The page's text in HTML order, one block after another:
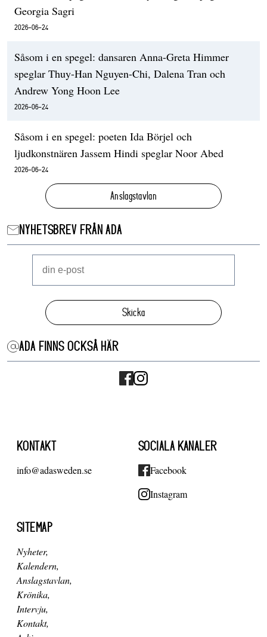
Georgia Sagri
2026-06-24
Såsom i en spegel: dansaren Anna-Greta Himmer
speglar Thuy-Han Nguyen-Chi, Dalena Tran och
Andrew Yong Hoon Lee
2026-06-24
Såsom i en spegel: poeten Ida Börjel och
ljudkonstnären Jassem Hindi speglar Noor Abed
2026-06-24
Anslagstavlan
NYHETSBREV FRÅN ADA
Skicka
ADA FINNS OCKSÅ HÄR
KONTAKT
info@adasweden.se
SOCIALA KANALER
Facebook
Instagram
SITEMAP
Nyheter
Kalendern
Anslagstavlan
Krönika
Intervju
Kontakt